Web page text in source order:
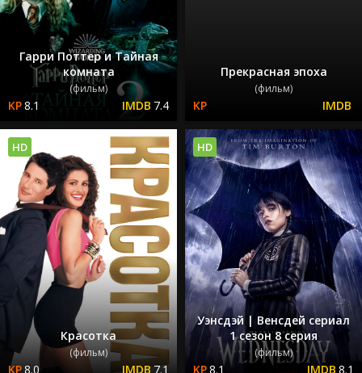
Гарри Поттер и Тайная
комната
(фильм)
8.1 7.4
Прекрасная эпоха
(фильм)
Красотка
(фильм)
8.0 7.1
HD
Уэнсдэй | Венсдей сериал
1 сезон 8 серия
(фильм)
8.1 8.1
HD